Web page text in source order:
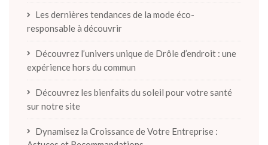
Les dernières tendances de la mode éco-
responsable à découvrir
Découvrez l’univers unique de Drôle d’endroit : une
expérience hors du commun
Découvrez les bienfaits du soleil pour votre santé
sur notre site
Dynamisez la Croissance de Votre Entreprise :